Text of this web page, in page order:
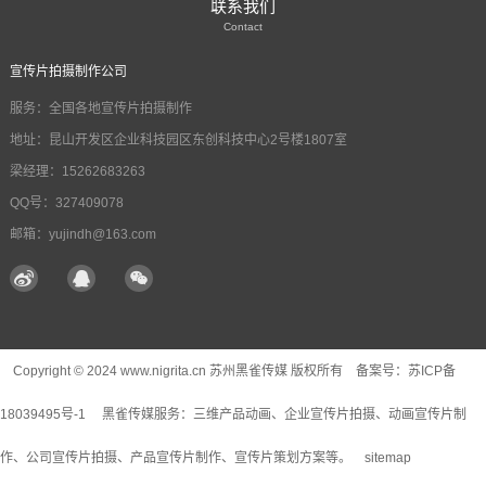
联系我们
Contact
宣传片拍摄制作公司
服务：全国各地宣传片拍摄制作
地址：昆山开发区企业科技园区东创科技中心2号楼1807室
梁经理：15262683263
QQ号：327409078
邮箱：yujindh@163.com
Copyright © 2024 www.nigrita.cn 苏州黑雀传媒 版权所有 备案号： 苏ICP备
18039495号-1 黑雀传媒服务： 三维产品动画、企业宣传片拍摄、动画宣传片制
作、公司宣传片拍摄、产品宣传片制作、宣传片策划方案等。 sitemap